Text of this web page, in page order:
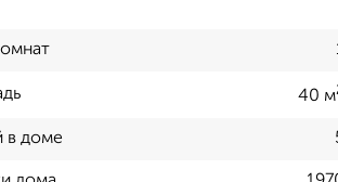
40 м
в доме